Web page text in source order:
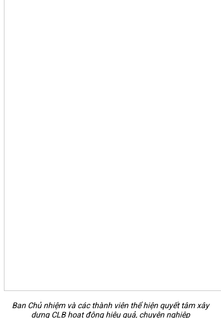
Ban Chủ nhiệm và các thành viên thể hiện quyết tâm xây
dựng CLB hoạt động hiệu quả, chuyên nghiệp